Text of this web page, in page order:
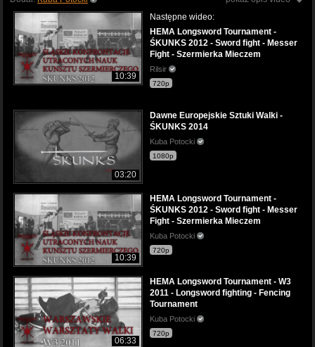
10:39
Następne wideo:
HEMA Longsword Tournament -
ŚKUNKS 2012 - Sword fight - Messer
Fight - Szermierka Mieczem
Rilsir
720p
03:20
Dawne Europejskie Sztuki Walki -
ŚKUNKS 2014
Kuba Potocki
1080p
10:39
HEMA Longsword Tournament -
ŚKUNKS 2012 - Sword fight - Messer
Fight - Szermierka Mieczem
Kuba Potocki
720p
06:33
HEMA Longsword Tournament - W3
2011 - Longsword fighting - Fencing
Tournament
Kuba Potocki
720p